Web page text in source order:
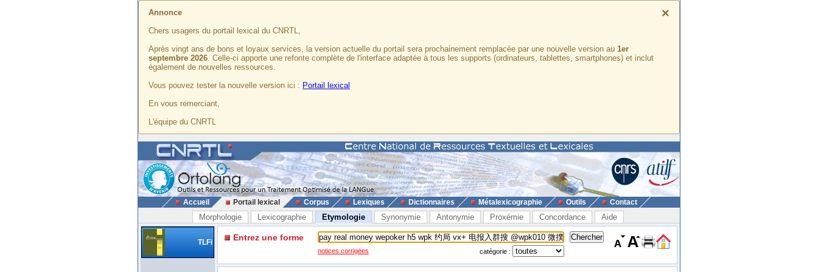
×
Annonce
Chers usagers du portail lexical du CNRTL,
Après vingt ans de bons et loyaux services, la version actuelle du portail sera prochainement remplacée par une nouvelle version au 1er
septembre 2026. Celle-ci apporte une refonte complète de l'interface adaptée à tous les supports (ordinateurs, tablettes, smartphones) et inclut
également de nouvelles ressources.
Vous pouvez tester la nouvelle version ici : Portail lexical
En vous remerciant,
L'équipe du CNRTL
Accueil Portail lexical Corpus Lexiques Dictionnaires Métalexicographie Outils Contact
Morphologie Lexicographie Etymologie Synonymie Antonymie Proxémie Concordance Aide
TLFi Entrez une forme
notices corrigées catégorie :